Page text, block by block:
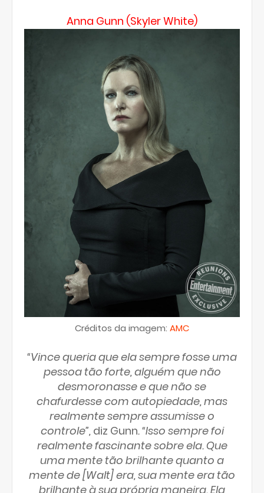
Anna Gunn (Skyler White)
Créditos da imagem: AMC
“Vince queria que ela sempre fosse uma
pessoa tão forte, alguém que não
desmoronasse e que não se
chafurdesse com autopiedade, mas
realmente sempre assumisse o
controle”, diz Gunn. “Isso sempre foi
realmente fascinante sobre ela. Que
uma mente tão brilhante quanto a
mente de [Walt] era, sua mente era tão
brilhante à sua própria maneira. Ela